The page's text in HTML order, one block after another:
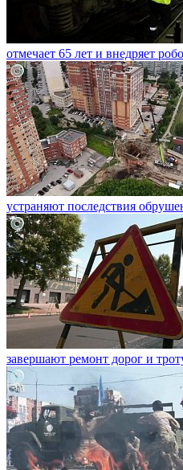
отмечает 65 лет и внедряет
устраняют последствия
завершают ремонт дорог и